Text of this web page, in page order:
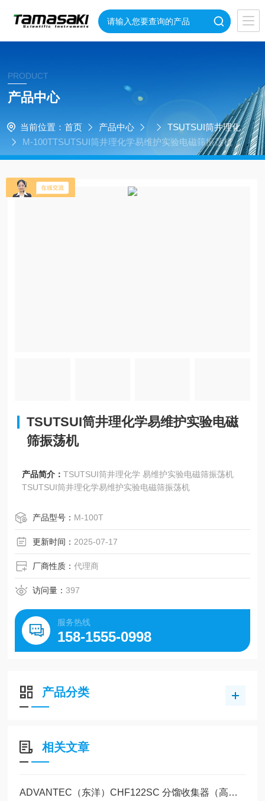
PRODUCT
产品中心
当前位置： 首页 产品中心
TSUTSUI筒井理化
M-100TTSUTSUI筒井理化学易维护实验电磁筛振荡机
TSUTSUI筒井理化学易维护实验电磁
筛振荡机
产品简介：TSUTSUI筒井理化学 易维护实验电磁筛振荡机
TSUTSUI筒井理化学易维护实验电磁筛振荡机
产品型号： M-100T
更新时间： 2025-07-17
厂商性质：代理商
访问量：397
服务热线
158-1555-0998
产品分类
相关文章
ADVANTEC（东洋）CHF122SC 分馏收集器（高功能型）玉科原装现货